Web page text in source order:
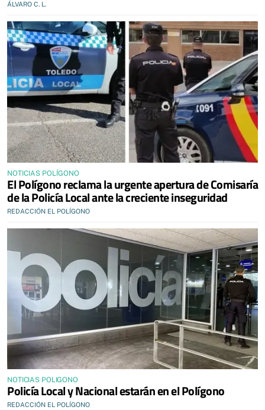
ÁLVARO C. L.
NOTICIAS POLÍGONO
El Polígono reclama la urgente apertura de Comisaría
de la Policía Local ante la creciente inseguridad
REDACCIÓN EL POLÍGONO
NOTICIAS POLIGONO
Policía Local y Nacional estarán en el Polígono
REDACCIÓN EL POLÍGONO